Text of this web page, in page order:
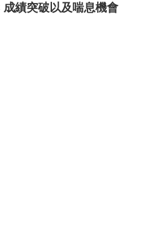
績突破以及喘息機會